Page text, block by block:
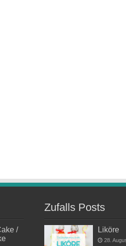
/
Zufalls Posts
Liköre
28.